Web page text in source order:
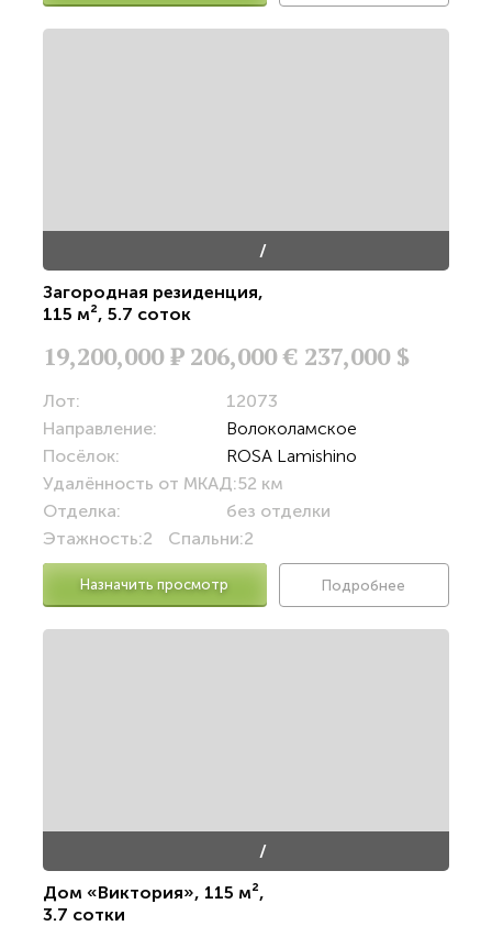
/
Загородная резиденция,
115 м², 5.7 соток
19,200,000Р 206,000 € 237,000 $
Лот:
12073
Направление:
Волоколамское
Посёлок:
ROSA Lamishino
Удалённость от МКАД:52 км
Отделка:
без отделки
Этажность:2 Спальни:2
Назначить просмотр Подробнее
/
Дом «Виктория», 115 м²,
3.7 сотки